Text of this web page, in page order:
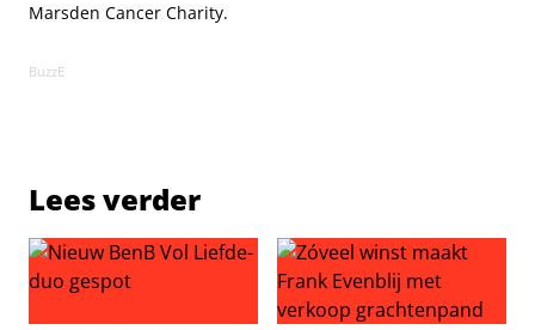
Marsden Cancer Charity.
BuzzE
Lees verder